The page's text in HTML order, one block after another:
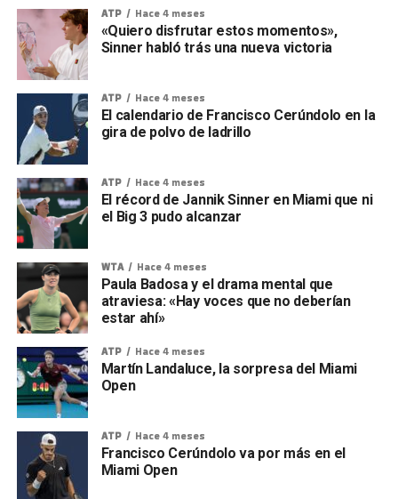
ATP Hace 4 meses
«Quiero disfrutar estos momentos»,
Sinner habló trás una nueva victoria
ATP Hace 4 meses
El calendario de Francisco Cerúndolo en la
gira de polvo de ladrillo
ATP Hace 4 meses
El récord de Jannik Sinner en Miami que ni
el Big 3 pudo alcanzar
WTA Hace 4 meses
Paula Badosa y el drama mental que
atraviesa: «Hay voces que no deberían
estar ahí»
ATP Hace 4 meses
Martín Landaluce, la sorpresa del Miami
Open
ATP Hace 4 meses
Francisco Cerúndolo va por más en el
Miami Open